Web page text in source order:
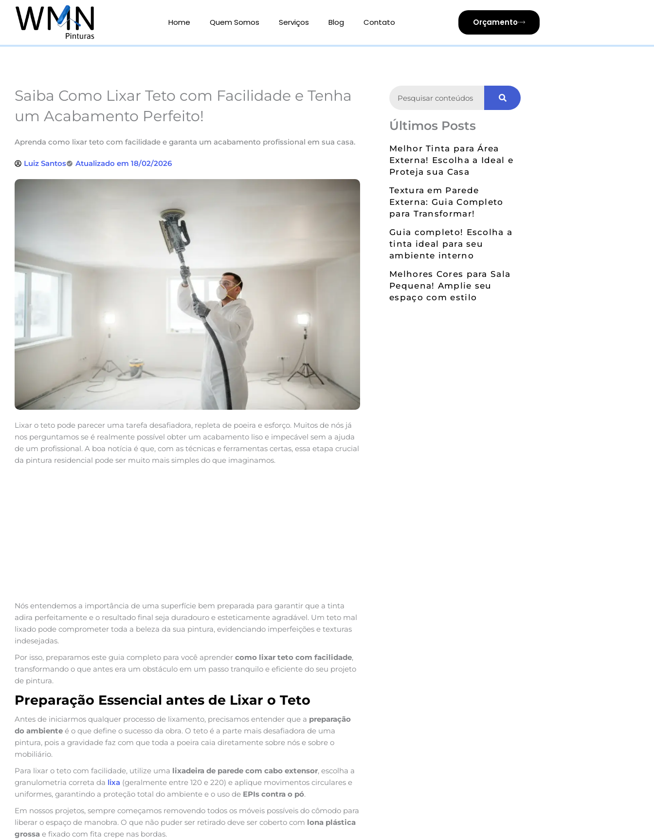
Home Quem Somos Serviços Blog Contato Orçamento
Saiba Como Lixar Teto com Facilidade e Tenha
um Acabamento Perfeito!
Aprenda como lixar teto com facilidade e garanta um acabamento profissional em sua casa.
Luiz Santos Atualizado em 18/02/2026
Lixar o teto pode parecer uma tarefa desafiadora, repleta de poeira e esforço. Muitos de nós já
nos perguntamos se é realmente possível obter um acabamento liso e impecável sem a ajuda
de um profissional. A boa notícia é que, com as técnicas e ferramentas certas, essa etapa crucial
da pintura residencial pode ser muito mais simples do que imaginamos.
Nós entendemos a importância de uma superfície bem preparada para garantir que a tinta
adira perfeitamente e o resultado final seja duradouro e esteticamente agradável. Um teto mal
lixado pode comprometer toda a beleza da sua pintura, evidenciando imperfeições e texturas
indesejadas.
Por isso, preparamos este guia completo para você aprender como lixar teto com facilidade,
transformando o que antes era um obstáculo em um passo tranquilo e eficiente do seu projeto
de pintura.
Preparação Essencial antes de Lixar o Teto
Antes de iniciarmos qualquer processo de lixamento, precisamos entender que a preparação
do ambiente é o que define o sucesso da obra. O teto é a parte mais desafiadora de uma
pintura, pois a gravidade faz com que toda a poeira caia diretamente sobre nós e sobre o
mobiliário.
Para lixar o teto com facilidade, utilize uma lixadeira de parede com cabo extensor, escolha a
granulometria correta da lixa (geralmente entre 120 e 220) e aplique movimentos circulares e
uniformes, garantindo a proteção total do ambiente e o uso de EPIs contra o pó.
Em nossos projetos, sempre começamos removendo todos os móveis possíveis do cômodo para
liberar o espaço de manobra. O que não puder ser retirado deve ser coberto com lona plástica
grossa e fixado com fita crepe nas bordas.
Últimos Posts
Melhor Tinta para Área
Externa! Escolha a Ideal e
Proteja sua Casa
Textura em Parede
Externa: Guia Completo
para Transformar!
Guia completo! Escolha a
tinta ideal para seu
ambiente interno
Melhores Cores para Sala
Pequena! Amplie seu
espaço com estilo